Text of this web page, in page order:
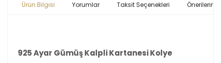
Ürün Bilgisi Yorumlar Taksit Seçenekleri Önerileriniz
925 Ayar Gümüş Kalpli Kartanesi Kolye